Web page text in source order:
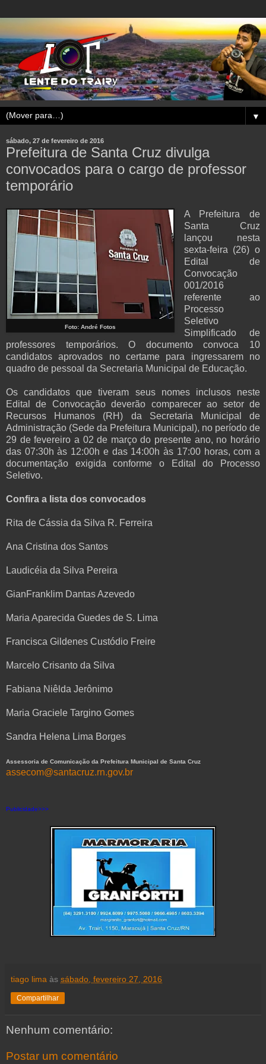
▼
sábado, 27 de fevereiro de 2016
Prefeitura de Santa Cruz divulga
convocados para o cargo de professor
temporário
Foto: André Fotos
A Prefeitura de
Santa Cruz
lançou nesta
sexta-feira (26) o
Edital de
Convocação
001/2016
referente ao
Processo
Seletivo
Simplificado de
professores temporários. O documento convoca 10
candidatos aprovados no certame para ingressarem no
quadro de pessoal da Secretaria Municipal de Educação.
Os candidatos que tiveram seus nomes inclusos neste
Edital de Convocação deverão comparecer ao setor de
Recursos Humanos (RH) da Secretaria Municipal de
Administração (Sede da Prefeitura Municipal), no período de
29 de fevereiro a 02 de março do presente ano, no horário
das 07:30h às 12:00h e das 14:00h às 17:00 horas, com a
documentação exigida conforme o Edital do Processo
Seletivo.
Confira a lista dos convocados
Rita de Cássia da Silva R. Ferreira
Ana Cristina dos Santos
Laudicéia da Silva Pereira
GianFranklim Dantas Azevedo
Maria Aparecida Guedes de S. Lima
Francisca Gildenes Custódio Freire
Marcelo Crisanto da Silva
Fabiana Niêlda Jerônimo
Maria Graciele Targino Gomes
Sandra Helena Lima Borges
Assessoria de Comunicação da Prefeitura Municipal de Santa Cruz
assecom@santacruz.rn.gov.br
Publicidade>>>
tiago lima às sábado, fevereiro 27, 2016
Compartilhar
Nenhum comentário:
Postar um comentário